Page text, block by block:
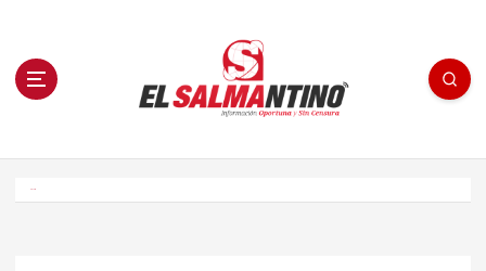
n El Salmantino - medios/noticias/editorial